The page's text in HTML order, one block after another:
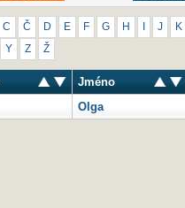
C Č D E F G H J K
Y Z Ž
Jméno
Olga